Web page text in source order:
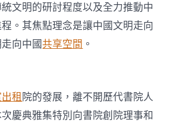
文明的研討程度以及全力推動中
。其焦點理念是讓中國文明走向
向中國共享空間 。
租院的發展，離不開歷代書院人
慶典雅集特別向書院創院理事和